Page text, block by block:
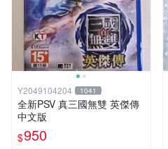
Y2049104204 1041
全新PSV 真三國無雙 英傑傳
中文版
$950